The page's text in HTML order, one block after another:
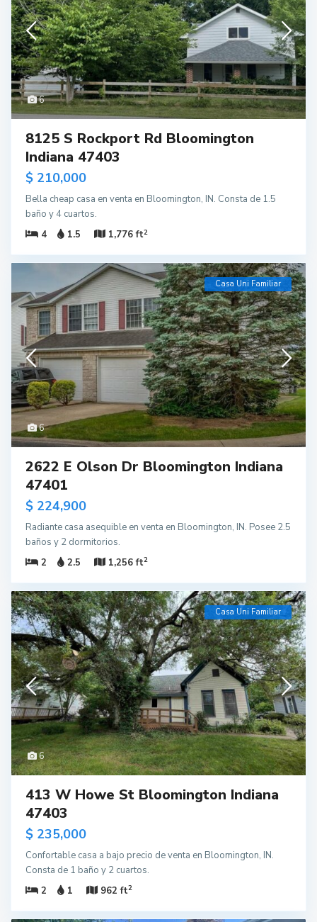
6
8125 S Rockport Rd Bloomington
Indiana 47403
$ 210,000
Bella cheap casa en venta en Bloomington, IN. Consta de 1.5
baño y 4 cuartos.
4
1.5 1,776 ft2
6
Casa Uni Familiar
2622 E Olson Dr Bloomington Indiana
47401
$ 224,900
Radiante casa asequible en venta en Bloomington, IN. Posee 2.5
baños y 2 dormitorios.
2
2.5 1,256 ft2
6
Casa Uni Familiar
413 W Howe St Bloomington Indiana
47403
$ 235,000
Confortable casa a bajo precio de venta en Bloomington, IN.
Consta de 1 baño y 2 cuartos.
2
1 962 ft2